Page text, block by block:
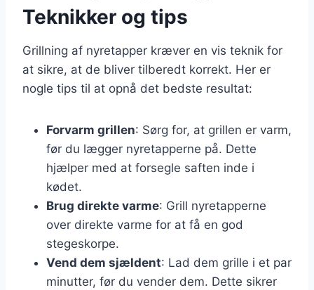
Teknikker og tips
Grillning af nyretapper kræver en vis teknik for
at sikre, at de bliver tilberedt korrekt. Her er
nogle tips til at opnå det bedste resultat:
Forvarm grillen: Sørg for, at grillen er varm,
før du lægger nyretapperne på. Dette
hjælper med at forsegle saften inde i
kødet.
Brug direkte varme: Grill nyretapperne
over direkte varme for at få en god
stegeskorpe.
Vend dem sjældent: Lad dem grille i et par
minutter, før du vender dem. Dette sikrer